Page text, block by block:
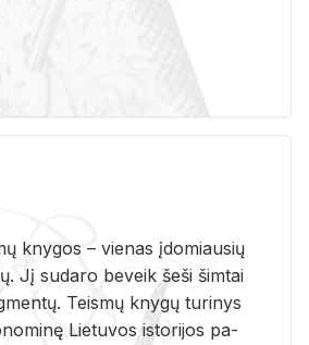
kny­gos – vie­nas įdo­miau­sių
Jį su­da­ro be­veik šeši šim­tai
Teis­mų kny­gų tu­ri­nys
Lie­tu­vos is­to­ri­jos pa­